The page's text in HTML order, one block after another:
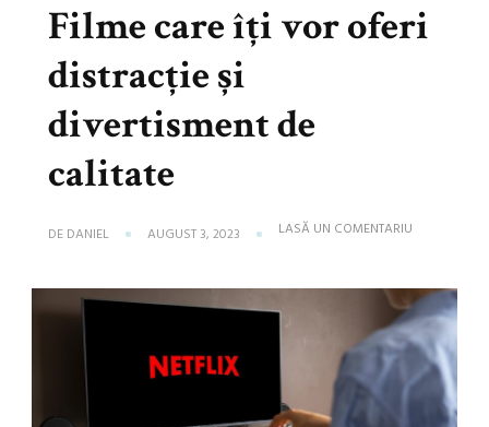
Filme care îți vor oferi
distracție și
divertisment de
calitate
DE DANIEL AUGUST 3, 2023 LASĂ UN COMENTARIU
ÎȚI
VOR
OFERI
DISTRACȚIE
CALITATE